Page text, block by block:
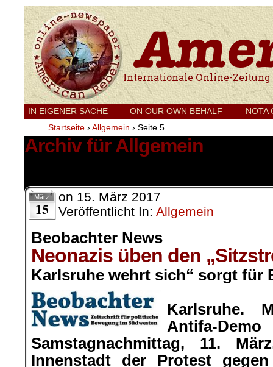
Internationale Onlinezeitung für Frieden,
IN EIGENER SACHE – ON OUR OWN BEHALF –
NOTA
Startseite › Allgemein › Seite 5
Archiv für Allgemein
März
15
on 15. März 2017
Veröffentlicht In: Allgemein
Beobachter News
Neonazis üben den
Karlsruhe wehrt sich“ sorgt für
Karlsruhe.
Antifa-
Samstagnachmittag, 11.
Innenstadt der Protest